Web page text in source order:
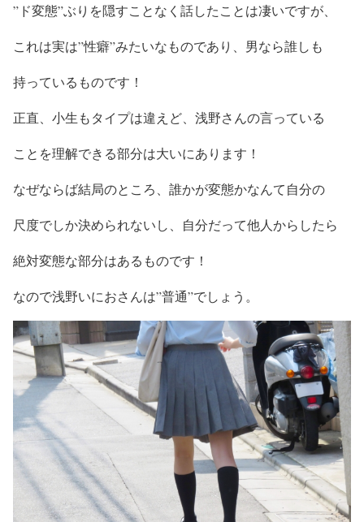
”ド変態”ぶりを隠すことなく話したことは凄いですが、
これは実は”性癖”みたいなものであり、男なら誰しも
持っているものです！
正直、 小生もタイプは違えど、浅野さんの言っている
ことを理解できる部分は大いにあります！
なぜならば結局のところ、 誰かが変態かなんて自分の
尺度でしか決められないし、 自分だって他人からしたら
絶対変態な部分はあるものです！
なので浅野いにおさんは”普通”でしょう。